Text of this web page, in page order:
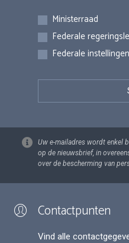
Inschrijvingen
Ministerraad
Federale
Federale instellingen
Uw e-mailadres wordt enkel
op de nieuwsbrief, in
over de bescherming van
Contactpunten
Vind alle